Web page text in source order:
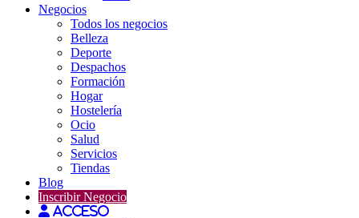
Negocios
Todos los negocios
Belleza
Deporte
Despachos
Formación
Hogar
Hostelería
Ocio
Salud
Servicios
Tiendas
Blog
Inscribir Negocio
Acceso